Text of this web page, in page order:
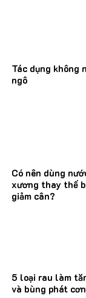
Tác dụng không
ngô
Có nên dùng
xương thay thế
giảm cân?
5 loại rau làm
và bùng phát